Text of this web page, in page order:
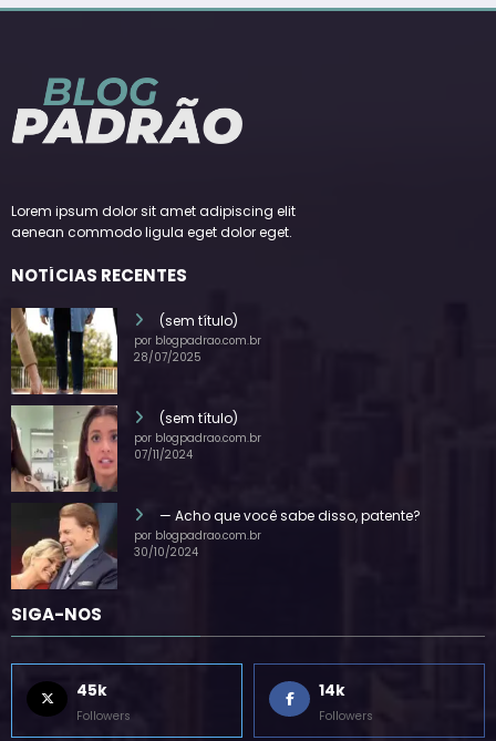
Lorem ipsum dolor sit amet adipiscing elit
(sem título)
por blogpadrao.com.br
(sem título)
por blogpadrao.com.br
— Acho que você sabe disso, patente?
por blogpadrao.com.br
SIGA-NOS
45k 14k